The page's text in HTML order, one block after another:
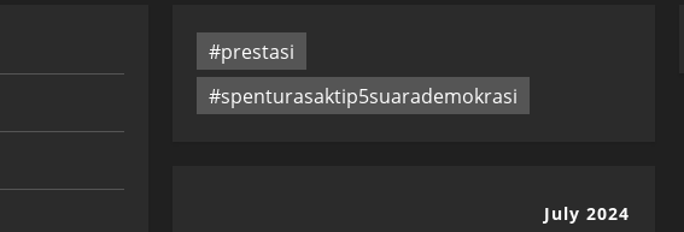
#prestasi
#spenturasaktip5suarademokrasi
July 2024